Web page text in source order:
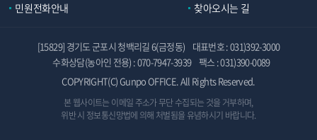
민원전화안내
찾아오시는 길
[15829] 경기도 군포시 청백리길 6(금정동)
대표번호 : 031)392-3000
수화상담(농아인 전용) : 070-7947-3939 팩스 : 031)390-0089
COPYRIGHT(C) Gunpo OFFICE. All Rights Reserved.
본 웹사이트는 이메일 주소가 무단 수집되는 것을 거부하며,
위반 시 정보통신망법에 의해 처벌됨을 유념하시기 바랍니다.